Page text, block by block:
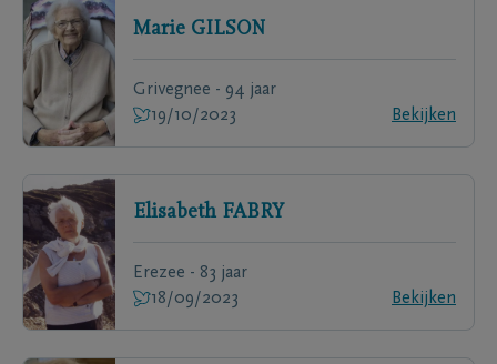
Marie GILSON
Grivegnee - 94 jaar
19/10/2023
Bekijken
Elisabeth FABRY
Erezee - 83 jaar
18/09/2023
Bekijken